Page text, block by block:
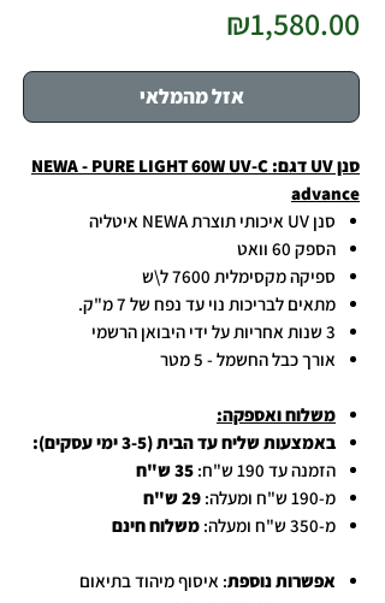
₪1,580.00
אזל מהמלאי
סנן UV דגם: NEWA - PURE LIGHT 60W UV-C
advance
סנן UV איכותי תוצרת NEWA איטליה
הספק 60 וואט
ספיקה מקסימלית 7600 ל\ש
מתאים לבריכות נוי עד נפח של 7 מ"ק.
3 שנות אחריות על ידי היבואן הרשמי
אורך כבל החשמל - 5 מטר
משלוח ואספקה:
באמצעות שליח עד הבית (3-5 ימי עסקים):
הזמנה עד 190 ש"ח:
35 ש"ח
מ-190 ש"ח ומעלה:
29 ש"ח
מ-350 ש"ח ומעלה:
משלוח חינם
אפשרות נוספת: איסוף מיהוד בתיאום